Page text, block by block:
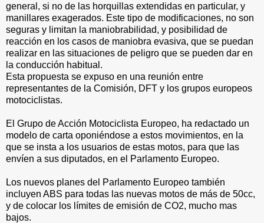
general, si no de las horquillas extendidas en particular, y
manillares exagerados. Este tipo de modificaciones, no son
seguras y limitan la maniobrabilidad, y posibilidad de
reacción en los casos de maniobra evasiva, que se puedan
realizar en las situaciones de peligro que se pueden dar en
la conducción habitual.
Esta propuesta se expuso en una reunión entre
representantes de la Comisión, DFT y los grupos europeos
motociclistas.
El Grupo de Acción Motociclista Europeo, ha redactado un
modelo de carta oponiéndose a estos movimientos, en la
que se insta a los usuarios de estas motos, para que las
envíen a sus diputados, en el Parlamento Europeo.
Los nuevos planes del Parlamento Europeo también
incluyen ABS para todas las nuevas motos de más de 50cc,
y de colocar los límites de emisión de CO2, mucho mas
bajos.